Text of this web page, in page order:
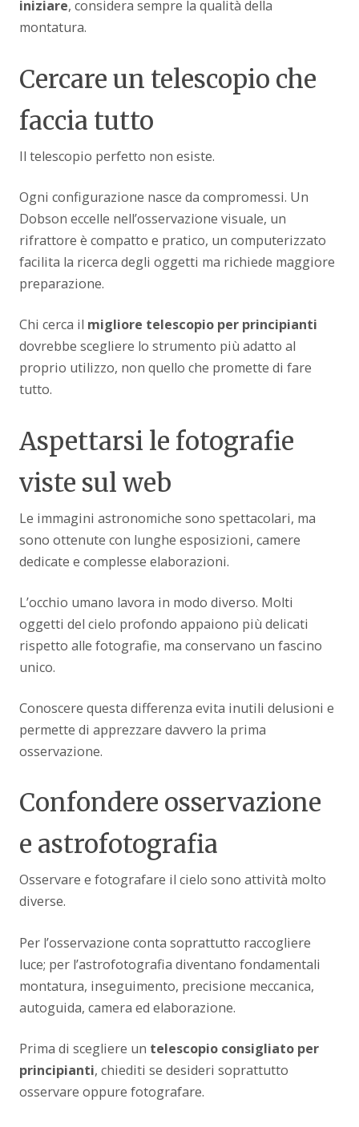
iniziare, considera sempre la qualità della
montatura.
Cercare un telescopio che
faccia tutto
Il telescopio perfetto non esiste.
Ogni configurazione nasce da compromessi. Un
Dobson eccelle nell’osservazione visuale, un
rifrattore è compatto e pratico, un computerizzato
facilita la ricerca degli oggetti ma richiede maggiore
preparazione.
Chi cerca il migliore telescopio per principianti
dovrebbe scegliere lo strumento più adatto al
proprio utilizzo, non quello che promette di fare
tutto.
Aspettarsi le fotografie
viste sul web
Le immagini astronomiche sono spettacolari, ma
sono ottenute con lunghe esposizioni, camere
dedicate e complesse elaborazioni.
L’occhio umano lavora in modo diverso. Molti
oggetti del cielo profondo appaiono più delicati
rispetto alle fotografie, ma conservano un fascino
unico.
Conoscere questa differenza evita inutili delusioni e
permette di apprezzare davvero la prima
osservazione.
Confondere osservazione
e astrofotografia
Osservare e fotografare il cielo sono attività molto
diverse.
Per l’osservazione conta soprattutto raccogliere
luce; per l’astrofotografia diventano fondamentali
montatura, inseguimento, precisione meccanica,
autoguida, camera ed elaborazione.
Prima di scegliere un telescopio consigliato per
principianti, chiediti se desideri soprattutto
osservare oppure fotografare.